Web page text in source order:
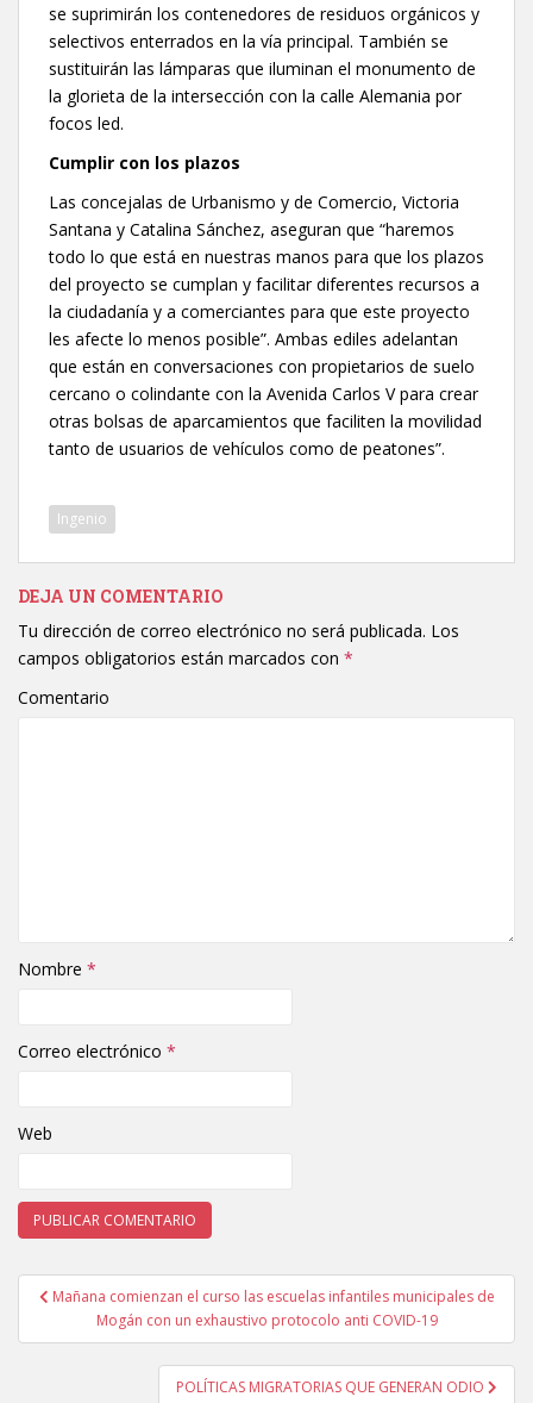
se suprimirán los contenedores de residuos orgánicos y
selectivos enterrados en la vía principal. También se
sustituirán las lámparas que iluminan el monumento de
la glorieta de la intersección con la calle Alemania por
focos led.
Cumplir con los plazos
Las concejalas de Urbanismo y de Comercio, Victoria
Santana y Catalina Sánchez, aseguran que “haremos
todo lo que está en nuestras manos para que los plazos
del proyecto se cumplan y facilitar diferentes recursos a
la ciudadanía y a comerciantes para que este proyecto
les afecte lo menos posible”. Ambas ediles adelantan
que están en conversaciones con propietarios de suelo
cercano o colindante con la Avenida Carlos V para crear
otras bolsas de aparcamientos que faciliten la movilidad
tanto de usuarios de vehículos como de peatones”.
Ingenio
DEJA UN COMENTARIO
Tu dirección de correo electrónico no será publicada. Los
campos obligatorios están marcados con *
Comentario
Nombre *
Correo electrónico *
Web
Navegación de entradas
Mañana comienzan el curso las escuelas infantiles municipales de
Mogán con un exhaustivo protocolo anti COVID-19
POLÍTICAS MIGRATORIAS QUE GENERAN ODIO